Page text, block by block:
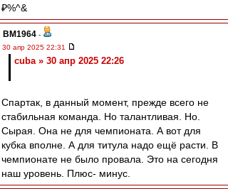
₽%^&
BM1964 -
30 апр 2025 22:31
cuba » 30 апр 2025 22:26
Спартак, в данный момент, прежде всего не
стабильная команда. Но талантливая. Но.
Сырая. Она не для чемпионата. А вот для
кубка вполне. А для титула надо ещё расти. В
чемпионате не было провала. Это на сегодня
наш уровень. Плюс- минус.